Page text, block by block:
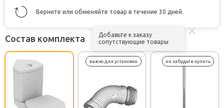
Верните или обменяйте товар в течение 30 дней.
Состав комплекта
Добавьте к заказу
сопутствующие товары